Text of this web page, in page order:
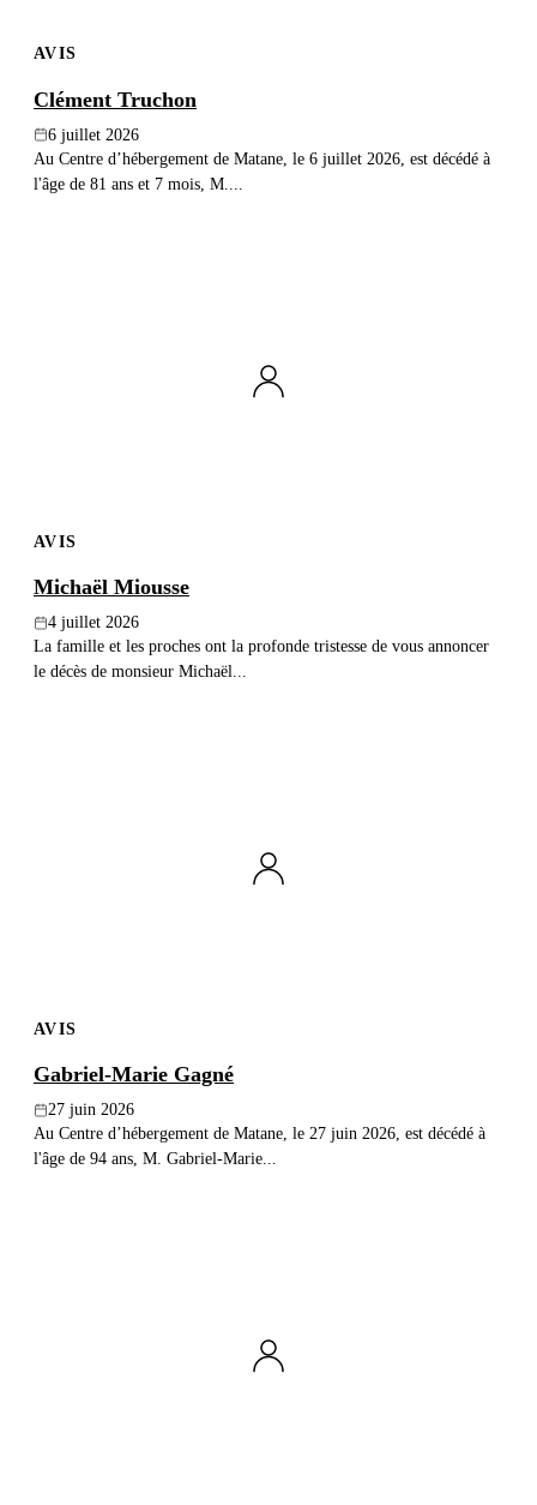
AVIS
Clément Truchon
6 juillet 2026
Au Centre d’hébergement de Matane, le 6 juillet 2026, est décédé à
l'âge de 81 ans et 7 mois, M....
AVIS
Michaël Miousse
4 juillet 2026
La famille et les proches ont la profonde tristesse de vous annoncer
le décès de monsieur Michaël...
AVIS
Gabriel-Marie Gagné
27 juin 2026
Au Centre d’hébergement de Matane, le 27 juin 2026, est décédé à
l'âge de 94 ans, M. Gabriel-Marie...